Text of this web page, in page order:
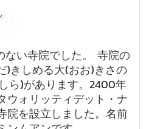
ない寺院でした。 寺院の
)きしめる大(おお)きさの
ら)があります。2400年
ウォリッティデット・ナ
院を設立しました。名前